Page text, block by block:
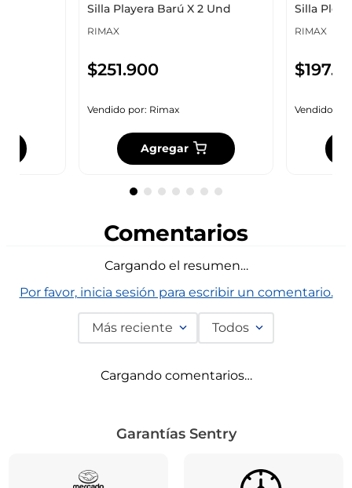
Silla Playera Barú X 2 Und
RIMAX
$251.900
Vendido por: Rimax
Agregar
Silla
RIMAX
$197.
Vendido
Comentarios
Cargando el resumen…
Por favor, inicia sesión para escribir un comentario.
Más reciente Todos
Cargando comentarios…
Garantías Sentry